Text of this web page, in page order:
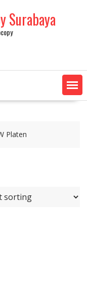
Surabaya
Platen